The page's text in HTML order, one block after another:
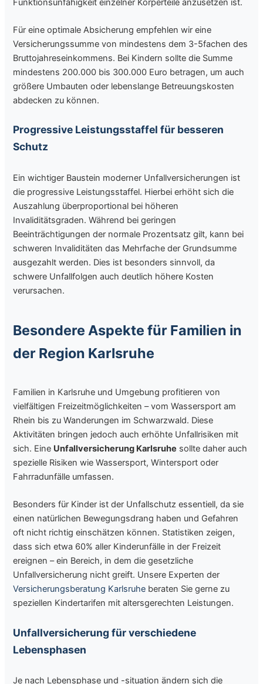
Für eine optimale Absicherung empfehlen wir eine
Versicherungssumme von mindestens dem 3-5fachen des
Bruttojahreseinkommens. Bei Kindern sollte die Summe
mindestens 200.000 bis 300.000 Euro betragen, um auch
größere Umbauten oder lebenslange Betreuungskosten
abdecken zu können.
Progressive Leistungsstaffel für besseren
Schutz
Ein wichtiger Baustein moderner Unfallversicherungen ist
die progressive Leistungsstaffel. Hierbei erhöht sich die
Auszahlung überproportional bei höheren
Invaliditätsgraden. Während bei geringen
Beeinträchtigungen der normale Prozentsatz gilt, kann bei
schweren Invaliditäten das Mehrfache der Grundsumme
ausgezahlt werden. Dies ist besonders sinnvoll, da
schwere Unfallfolgen auch deutlich höhere Kosten
verursachen.
Besondere Aspekte für Familien in
der Region Karlsruhe
Familien in Karlsruhe und Umgebung profitieren von
vielfältigen Freizeitmöglichkeiten – vom Wassersport am
Rhein bis zu Wanderungen im Schwarzwald. Diese
Aktivitäten bringen jedoch auch erhöhte Unfallrisiken mit
sich. Eine Unfallversicherung Karlsruhe sollte daher auch
spezielle Risiken wie Wassersport, Wintersport oder
Fahrradunfälle umfassen.
Besonders für Kinder ist der Unfallschutz essentiell, da sie
einen natürlichen Bewegungsdrang haben und Gefahren
oft nicht richtig einschätzen können. Statistiken zeigen,
dass sich etwa 60% aller Kinderunfälle in der Freizeit
ereignen – ein Bereich, in dem die gesetzliche
Unfallversicherung nicht greift. Unsere Experten der
Versicherungsberatung Karlsruhe beraten Sie gerne zu
speziellen Kindertarifen mit altersgerechten Leistungen.
Unfallversicherung für verschiedene
Lebensphasen
Je nach Lebensphase und -situation ändern sich die